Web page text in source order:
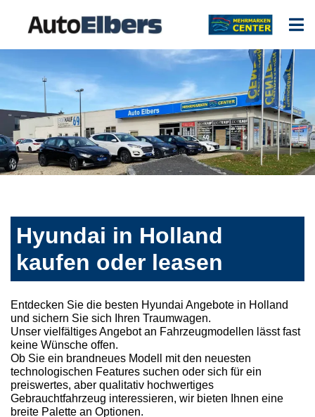
Hyundai in Holland
kaufen oder leasen
Entdecken Sie die besten Hyundai Angebote in Holland
und sichern Sie sich Ihren Traumwagen.
Unser vielfältiges Angebot an Fahrzeugmodellen lässt fast
keine Wünsche offen.
Ob Sie ein brandneues Modell mit den neuesten
technologischen Features suchen oder sich für ein
preiswertes, aber qualitativ hochwertiges
Gebrauchtfahrzeug interessieren, wir bieten Ihnen eine
breite Palette an Optionen.